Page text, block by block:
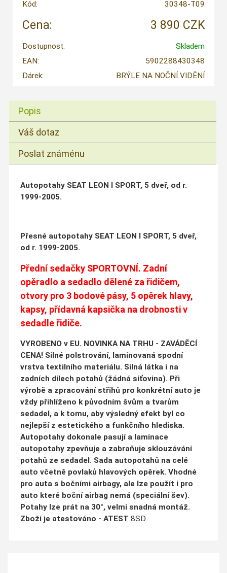
Kód: 30348-T09
Cena: 3 890 CZK
Dostupnost:
Skladem
EAN:
5902288430348
Dárek:
BRÝLE NA NOČNÍ VIDĚNÍ
Popis
Váš dotaz
Poslat známénu
Autopotahy SEAT LEON I SPORT, 5 dveř, od r.
1999-2005.
Přesné autopotahy SEAT LEON I SPORT, 5 dveř,
od r. 1999-2005.
Přední sedačky SPORTOVNÍ. Zadní
opěradlo a sedadlo dělené za řidičem,
otvory pro 3 bodové pásy, 5 opěrek hlavy,
kapsy, přídavná kapsička na drobnosti v
sedadle řidiče.
VYROBENO v EU. NOVINKA NA TRHU - ZAVÁDĚCÍ
CENA! Silné polstrování, laminovaná spodní
vrstva textilního materiálu. Silná látka i na
zadních dílech potahů (žádná síťovina). Při
výrobě a zpracování střihů pro konkrétní auto je
vždy přihlíženo k původním švům a tvarům
sedadel, a k tomu, aby výsledný efekt byl co
nejlepší z estetického a funkčního hlediska.
Autopotahy dokonale pasují a laminace
autopotahy zpevňuje a zabraňuje sklouzávání
potahů ze sedadel. Sada autopotahů na celé
auto včetně povlaků hlavových opěrek. Vhodné
pro auta s bočními airbagy, ale lze použít i pro
auto které boční airbag nemá (speciální šev).
Potahy lze prát na 30°, velmi snadná montáž.
Zboží je atestováno - ATEST 8SD.